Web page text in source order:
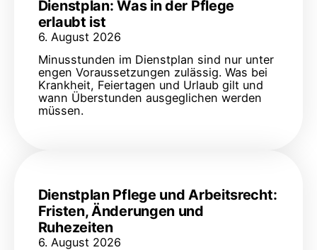
Dienstplan: Was in der Pflege
erlaubt ist
6. August 2026
Minusstunden im Dienstplan sind nur unter
engen Voraussetzungen zulässig. Was bei
Krankheit, Feiertagen und Urlaub gilt und
wann Überstunden ausgeglichen werden
müssen.
Dienstplan Pflege und Arbeitsrecht:
Fristen, Änderungen und
Ruhezeiten
6. August 2026